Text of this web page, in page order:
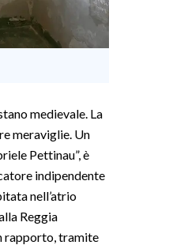
medievale. La
meraviglie. Un
Pettinau”, è
indipendente
nell’atrio
Reggia
rapporto, tramite